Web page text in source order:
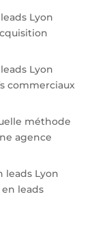
Lyon
Lyon
commerciaux
méthode
agence
leads Lyon
leads